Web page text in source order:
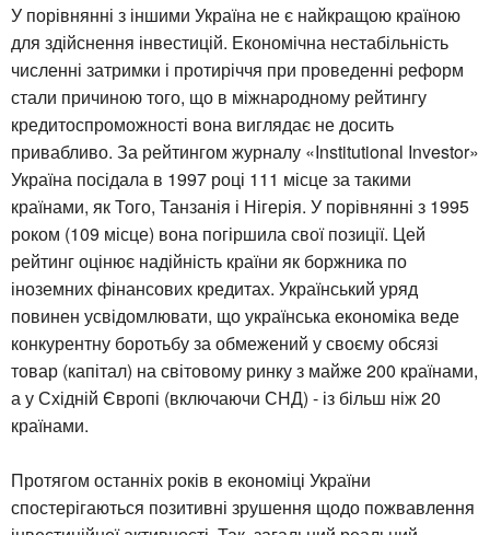
У порівнянні з іншими Україна не є найкращою країною
для здійснення інвестицій. Економічна нестабільність
численні затримки і протиріччя при проведенні реформ
стали причиною того, що в міжнародному рейтингу
кредитоспроможності вона виглядає не досить
привабливо. За рейтингом журналу «Institutional Investor»
Україна посідала в 1997 році 111 місце за такими
країнами, як Того, Танзанія і Нігерія. У порівнянні з 1995
роком (109 місце) вона погіршила свої позиції. Цей
рейтинг оцінює надійність країни як боржника по
іноземних фінансових кредитах. Український уряд
повинен усвідомлювати, що українська економіка веде
конкурентну боротьбу за обмежений у своєму обсязі
товар (капітал) на світовому ринку з майже 200 країнами,
а у Східній Європі (включаючи СНД) - із більш ніж 20
країнами.
Протягом останніх років в економіці України
спостерігаються позитивні зрушення щодо пожвавлення